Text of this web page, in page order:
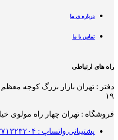
درباره ی ما
تماس با ما
راه های ارتباطی
دفتر : تهران بازار بزرگ کوچه
۱۹
فروشگاه : تهران چهار راه مولوی
پشتیبانی واتساپ : ۰۹۳۷۱۳۲۳۲۰۴